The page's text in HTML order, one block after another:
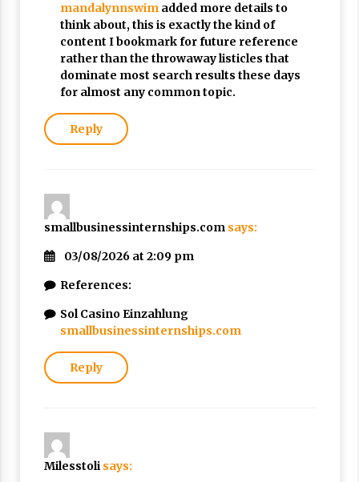
mandalynnswimadded more details to
think about, this is exactly the kind of
content I bookmark for future reference
rather than the throwaway listicles that
dominate most search results these days
for almost any common topic.
Reply
smallbusinessinternships.com says:
03/08/2026 at 2:09 pm
References:
Sol Casino Einzahlung
smallbusinessinternships.com
Reply
Milesstoli says: